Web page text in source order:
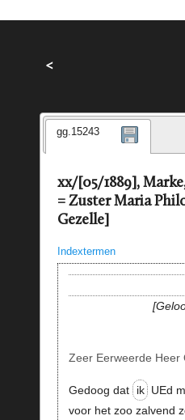
<
gg.15243
xx/[05/1889],
= Zuster Maria
Gezelle]
Indextermen
Zeer Eerweerde Heer
Gedoog dat ik UEd
voor het zoo zalvend